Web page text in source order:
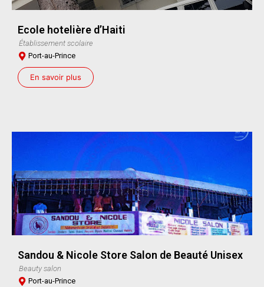
Ecole hotelière d’Haiti
Établissement scolaire
Port-au-Prince
En savoir plus
Sandou & Nicole Store Salon de Beauté Unisex
Beauty salon
Port-au-Prince